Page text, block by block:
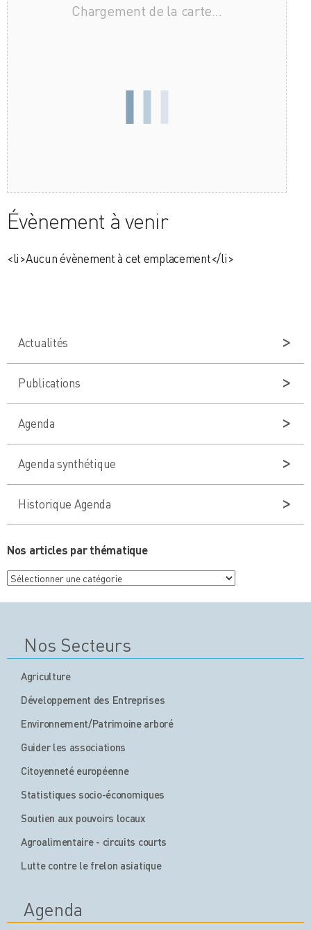
Chargement de la carte…
Évènement à venir
<li>Aucun évènement à cet emplacement</li>
Actualités
Publications
Agenda
Agenda synthétique
Historique Agenda
Nos articles par thématique
Nos
articles
Nos Secteurs
Agriculture
Développement des Entreprises
Environnement/Patrimoine arboré
Guider les associations
Citoyenneté européenne
Statistiques socio-économiques
Soutien aux pouvoirs locaux
Agroalimentaire - circuits courts
Lutte contre le frelon asiatique
Agenda